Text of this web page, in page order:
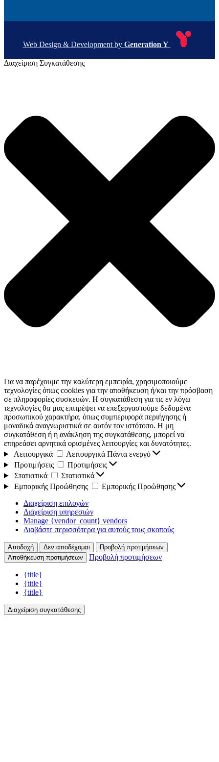
Web Design & Development by Generation Y
Διαχείριση Συγκατάθεσης
Για να παρέχουμε την καλύτερη εμπειρία, χρησιμοποιούμε
τεχνολογίες όπως cookies για την αποθήκευση ή/και την πρόσβαση
σε πληροφορίες συσκευών. Η συγκατάθεση για τις εν λόγω
τεχνολογίες θα μας επιτρέψει να επεξεργαστούμε δεδομένα
προσωπικού χαρακτήρα, όπως συμπεριφορά περιήγησης ή
μοναδικά αναγνωριστικά σε αυτόν τον ιστότοπο. Η μη
συγκατάθεση ή η ανάκληση της συγκατάθεσης, μπορεί να
επηρεάσει αρνητικά ορισμένες λειτουργίες και δυνατότητες.
Λειτουργικά
Λειτουργικά Πάντα ενεργό
Προτιμήσεις
Προτιμήσεις
Στατιστικά
Στατιστικά
Εμπορικής Προώθησης
Εμπορικής Προώθησης
Διαχείριση επιλογών
Διαχείριση υπηρεσιών
Manage {vendor_count} vendors
Διαβάστε περισσότερα για αυτούς τους σκοπούς
Αποδοχή Δεν αποδέχομαι
Προβολή προτιμήσεων
Αποθήκευση προτιμήσεων
Προβολή προτιμήσεων
{title}
{title}
{title}
Διαχείριση συγκατάθεσης